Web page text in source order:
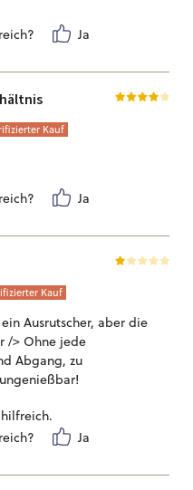
Ja
Kauf
Ja
Kauf
Ausrutscher, aber die
/> Ohne jede
Abgang, zu
Ja